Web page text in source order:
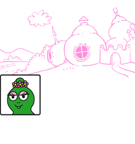
BARBALALA DE